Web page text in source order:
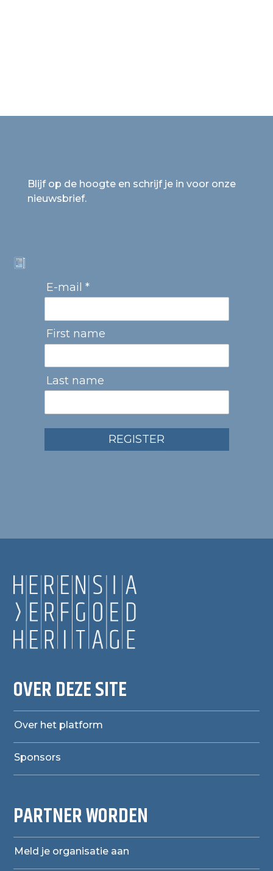
Blijf op de hoogte en schrijf je in voor onze
nieuwsbrief.
E-mail *
First name
Last name
REGISTER
OVER DEZE SITE
Over het platform
Sponsors
PARTNER WORDEN
Meld je organisatie aan